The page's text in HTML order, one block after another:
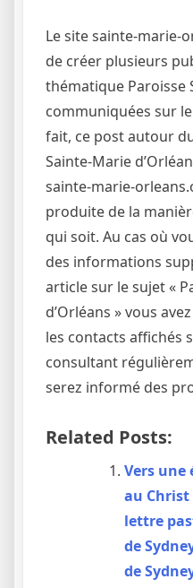
Le site sainte-marie-
de créer plusieurs
thématique Paroisse
communiquées sur
fait, ce post autour
Sainte-Marie
sainte-marie-
produite de la
qui soit. Au cas où
des informations
article sur le sujet «
d’Orléans » vous
les contacts affichés
consultant
serez informé des
Related Posts:
Vers une
au
lettre
de
de